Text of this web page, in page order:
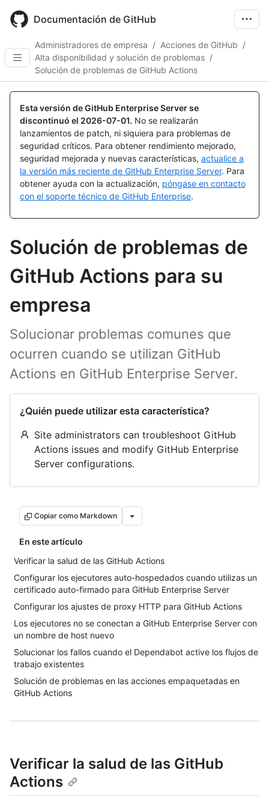
main
Documentación de GitHub
Administradores de empresa / Acciones de GitHub /
Alta disponibilidad y solución de problemas /
Solución de problemas de GitHub Actions
Esta versión de GitHub Enterprise Server se
discontinuó el 2026-07-01. No se realizarán
lanzamientos de patch, ni siquiera para problemas de
seguridad críticos. Para obtener rendimiento mejorado,
seguridad mejorada y nuevas características, actualice a
la versión más reciente de GitHub Enterprise Server. Para
obtener ayuda con la actualización, póngase en contacto
con el soporte técnico de GitHub Enterprise.
Solución de problemas de
GitHub Actions para su
empresa
Solucionar problemas comunes que
ocurren cuando se utilizan GitHub
Actions en GitHub Enterprise Server.
¿Quién puede utilizar esta característica?
Site administrators can troubleshoot GitHub
Actions issues and modify GitHub Enterprise
Server configurations.
Copiar como Markdown
En este artículo
Verificar la salud de las GitHub Actions
Configurar los ejecutores auto-hospedados cuando utilizas un
certificado auto-firmado para GitHub Enterprise Server
Configurar los ajustes de proxy HTTP para GitHub Actions
Los ejecutores no se conectan a GitHub Enterprise Server con
un nombre de host nuevo
Solucionar los fallos cuando el Dependabot active los flujos de
trabajo existentes
Solución de problemas en las acciones empaquetadas en
GitHub Actions
Verificar la salud de las GitHub
Actions